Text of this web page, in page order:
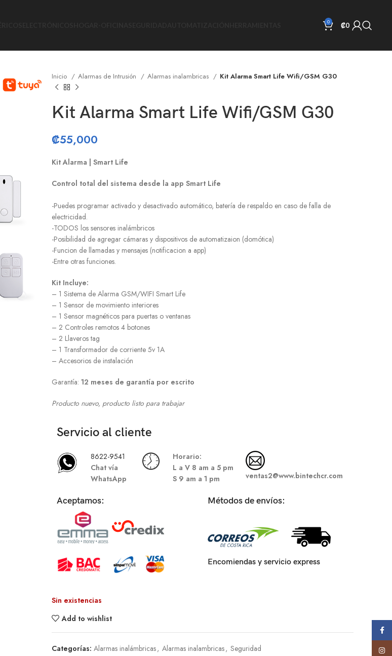
0 ₡0
Inicio Alarmas de Intrusión Alarmas inalambricas Kit Alarma Smart Life Wifi/GSM G30
Kit Alarma Smart Life Wifi/GSM G30
₡55,000
Kit Alarma | Smart Life
Control total del sistema desde la app Smart Life
-Puedes programar activado y desactivado automático, batería de respaldo en caso de falla de
electricidad.
-TODOS los sensores inalámbricos
-Posibilidad de agregar cámaras y dispositivos de automatizaion (domótica)
-Funcion de llamadas y mensajes (notificacion a app)
-Entre otras funciones.
Kit Incluye:
– 1 Sistema de Alarma GSM/WIFI Smart Life
– 1 Sensor de movimiento interiores
– 1 Sensor magnéticos para puertas o ventanas
– 2 Controles remotos 4 botones
– 2 Llaveros tag
– 1 Transformador de corriente 5v 1A
– Accesorios de instalación
Garantía: 12 meses de garantía por escrito
Producto nuevo, producto listo para trabajar
Servicio al cliente
8622-9541
Chat vía
WhatsApp
Horario:
L a V 8 am a 5 pm
S9 am a 1 pm ventas2@www.bintechcr.com
Aceptamos: Métodos de envíos:
Encomiendas y servicio express
Sin existencias
Add to wishlist
Categorías: Alarmas inalámbricas, Alarmas inalambricas, Seguridad